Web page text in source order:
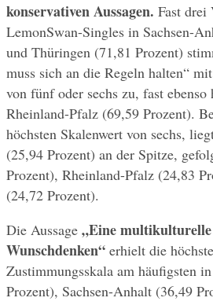
konservativen Aussagen. Fast
LemonSwan-Singles in Sachsen-
und Thüringen (71,81 Prozent)
muss sich an die Regeln halten“
von fünf oder sechs zu, fast
Rheinland-Pfalz (69,59 Prozent).
höchsten Skalenwert von sechs,
(25,94 Prozent) an der Spitze,
Prozent), Rheinland-Pfalz (24,83
(24,72 Prozent).
Die Aussage „Eine
Wunschdenken“ erhielt die
Zustimmungsskala am häufigsten
Prozent), Sachsen-Anhalt (36,49